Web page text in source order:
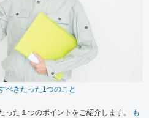
べきたった1つのこと
った１つのポイントをご紹介します。
も